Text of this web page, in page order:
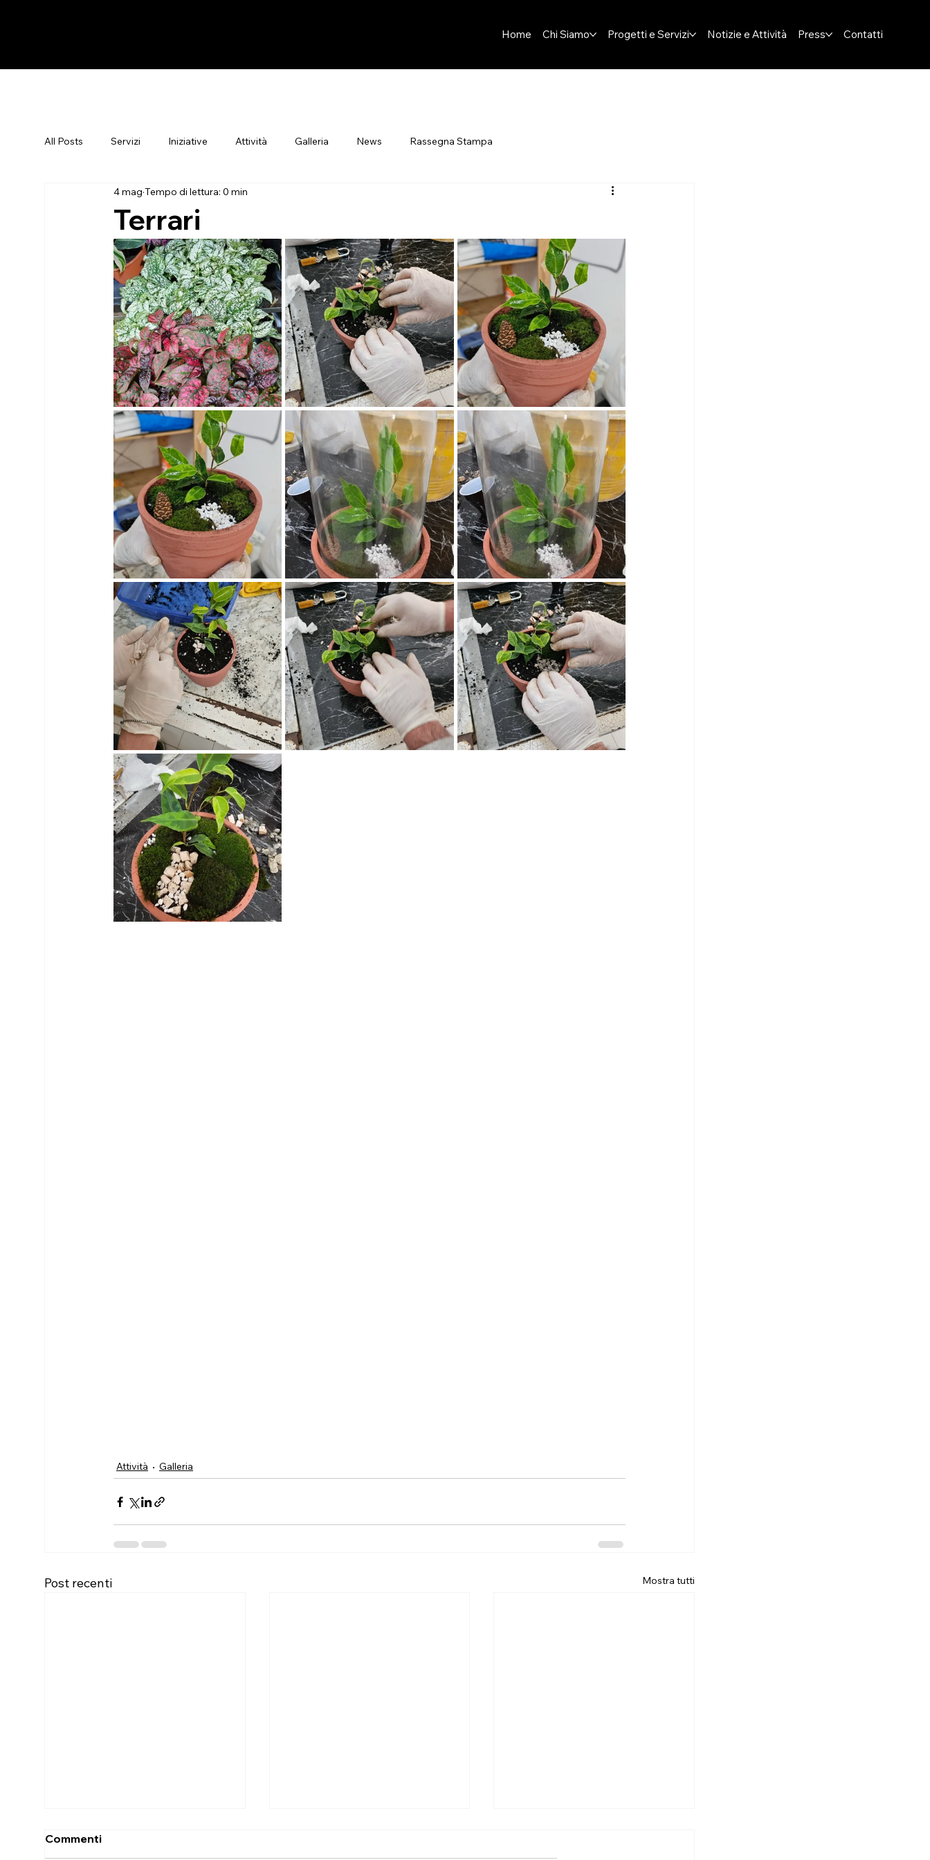
Home Chi Siamo Progetti e Servizi Notizie e Attività Press Contatti
All Posts Servizi Iniziative Attività Galleria News Rassegna Stampa
Terrari
4 mag Tempo di lettura: 0 min
Attività Galleria
Post recenti Mostra tutti
Commenti